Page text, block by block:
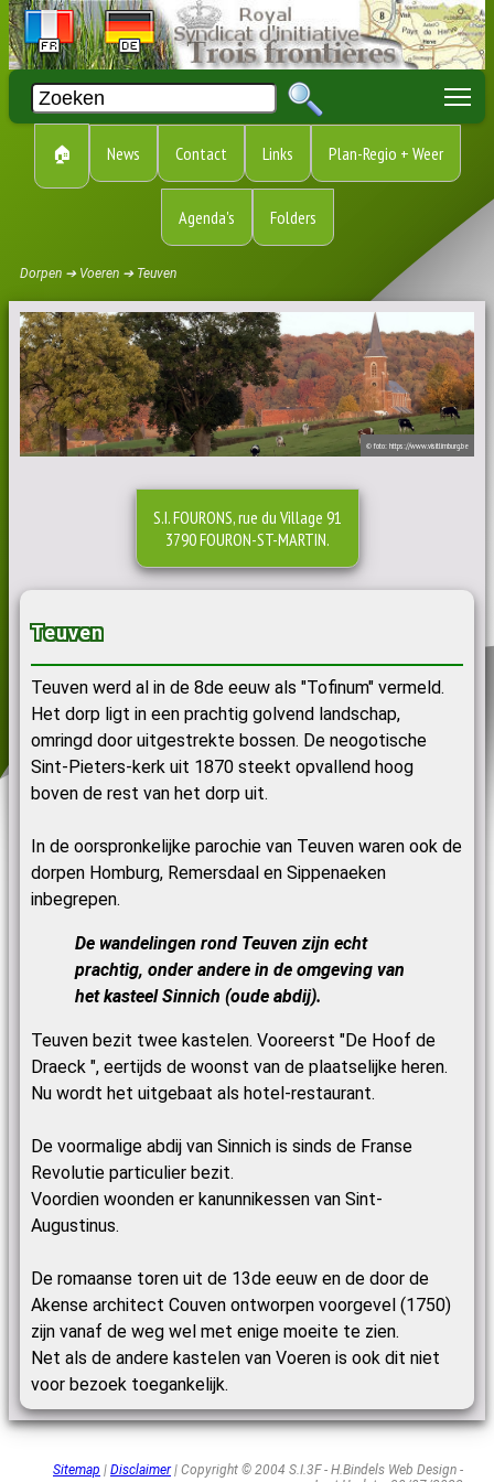
🏠 News Contact Links Plan-Regio + Weer
Agenda's Folders
Dorpen ➔ Voeren ➔ Teuven
S.I. FOURONS, rue du Village 91
3790 FOURON-ST-MARTIN.
Teuven
Teuven werd al in de 8de eeuw als "Tofinum" vermeld.
Het dorp ligt in een prachtig golvend landschap,
omringd door uitgestrekte bossen. De neogotische
Sint-Pieters-kerk uit 1870 steekt opvallend hoog
boven de rest van het dorp uit.
In de oorspronkelijke parochie van Teuven waren ook de
dorpen Homburg, Remersdaal en Sippenaeken
inbegrepen.
De wandelingen rond Teuven zijn echt
prachtig, onder andere in de omgeving van
het kasteel Sinnich (oude abdij).
Teuven bezit twee kastelen. Vooreerst "De Hoof de
Draeck ", eertijds de woonst van de plaatselijke heren.
Nu wordt het uitgebaat als hotel-restaurant.
De voormalige abdij van Sinnich is sinds de Franse
Revolutie particulier bezit.
Voordien woonden er kanunnikessen van Sint-
Augustinus.
De romaanse toren uit de 13de eeuw en de door de
Akense architect Couven ontworpen voorgevel (1750)
zijn vanaf de weg wel met enige moeite te zien.
Net als de andere kastelen van Voeren is ook dit niet
voor bezoek toegankelijk.
© foto: https://www.visitlimburg.be
Sitemap | Disclaimer| Copyright © 2004 S.I.3F - H.Bindels Web Design -